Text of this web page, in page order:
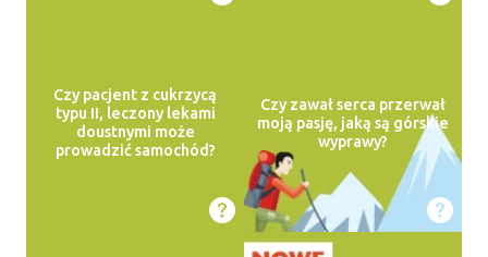
Czy pacjent z cukrzycą
typu II, leczony lekami
doustnymi może
prowadzić samochód?
Czy zawał serca przerwał
moją pasję, jaką są górskie
wyprawy?